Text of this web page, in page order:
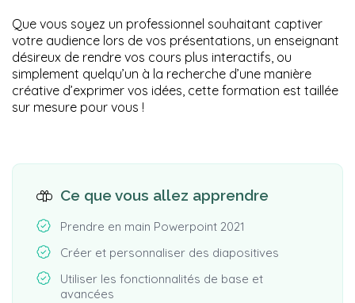
Que vous soyez un professionnel souhaitant captiver
votre audience lors de vos présentations, un enseignant
désireux de rendre vos cours plus interactifs, ou
simplement quelqu’un à la recherche d’une manière
créative d’exprimer vos idées, cette formation est taillée
sur mesure pour vous !
Ce que vous allez apprendre
Prendre en main Powerpoint 2021
Créer et personnaliser des diapositives
Utiliser les fonctionnalités de base et
avancées